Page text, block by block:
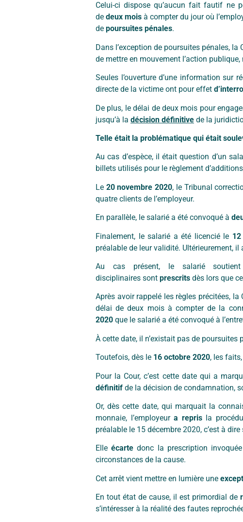
Celui-ci dispose qu’aucun fait fautif ne
de deux mois à compter du jour où
de poursuites pénales.
Dans l’exception de poursuites pénales, la
de mettre en mouvement l’action
Seules l’ouverture d’une information
directe de la victime ont pour effet
De plus, le délai de deux mois pour
jusqu’à la décision définitive de la
Telle était la problématique qui était
Au cas d’espèce, il était question d’un
billets utilisés pour le règlement
Le 20 novembre 2020, le Tribunal
quatre clients de l’employeur.
En parallèle, le salarié a été convoqué à
Finalement, le salarié a été licencié le
préalable de leur validité. Ultérieurement, il
Au cas présent, le salarié
disciplinaires sont prescrits dès lors que
Après avoir rappelé les règles précitées, la
délai de deux mois à compter de la
2020 que le salarié a été convoqué à
À cette date, il n’existait pas de
Toutefois, dès le 16 octobre 2020, les
Pour la Cour, c’est cette date qui a
définitif de la décision de condamnation,
Or, dès cette date, qui marquait la
monnaie, l’employeura reprisla
préalable le 15 décembre 2020, c’est à
Elleécarte donc la prescription
circonstances de la cause.
Cet arrêt vient mettre en lumière une
En tout état de cause, il est primordial de
s’intéresser à la réalité des fautes